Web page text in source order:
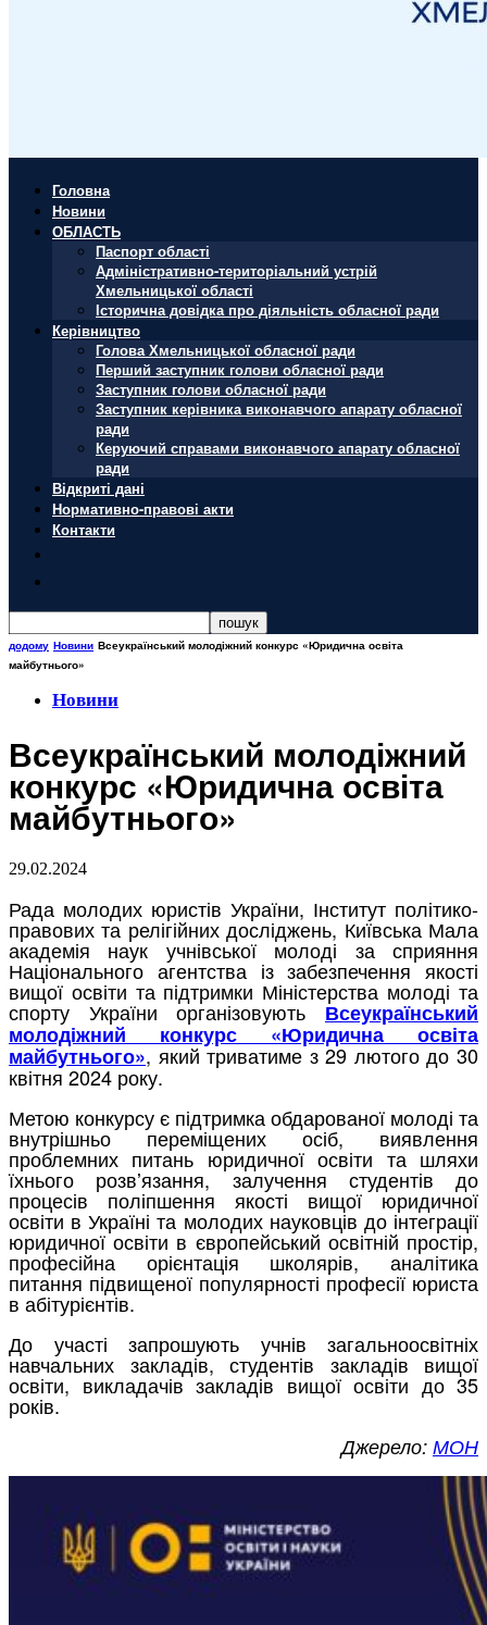
Головна
Новини
ОБЛАСТЬ
Паспорт області
Адміністративно-територіальний устрій
Хмельницької області
Історична довідка про діяльність обласної ради
Керівництво
Голова Хмельницької обласної ради
Перший заступник голови обласної ради
Заступник голови обласної ради
Заступник керівника виконавчого апарату обласної
ради
Керуючий справами виконавчого апарату обласної
ради
Відкриті дані
Нормативно-правові акти
Контакти
додому Новини Всеукраїнський молодіжний конкурс «Юридична освіта
майбутнього»
Новини
Всеукраїнський молодіжний
конкурс «Юридична освіта
майбутнього»
29.02.2024
Рада молодих юристів України, Інститут політико-
правових та релігійних досліджень, Київська Мала
академія наук учнівської молоді за сприяння
Національного агентства із забезпечення якості
вищої освіти та підтримки Міністерства молоді та
спорту України організовують Всеукраїнський
молодіжний конкурс «Юридична освіта
майбутнього», який триватиме з 29 лютого до 30
квітня 2024 року.
Метою конкурсу є підтримка обдарованої молоді та
внутрішньо переміщених осіб, виявлення
проблемних питань юридичної освіти та шляхи
їхнього розвʼязання, залучення студентів до
процесів поліпшення якості вищої юридичної
освіти в Україні та молодих науковців до інтеграції
юридичної освіти в європейський освітній простір,
професійна орієнтація школярів, аналітика
питання підвищеної популярності професії юриста
в абітурієнтів.
До участі запрошують учнів загальноосвітніх
навчальних закладів, студентів закладів вищої
освіти, викладачів закладів вищої освіти до 35
років.
Джерело: МОН